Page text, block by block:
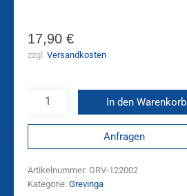
17,90 €
zzgl. Versandkosten
In den Warenkorb
Anfragen
Artikelnummer: GRV-122002
Kategorie: Grevinga